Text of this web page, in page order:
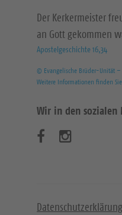
Der Kerkermeister
an Gott gekommen
Apostelgeschichte 16,34
© Evangelische Brüder-Unität –
Weitere Informationen finden
Wir in den sozialen
u
u
Datenschutzerklärung